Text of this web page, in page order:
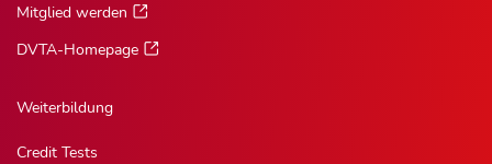
Mitglied werden
DVTA-Homepage
Weiterbildung
Credit Tests